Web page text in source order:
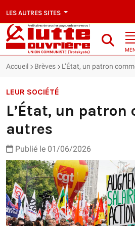
LES AUTRES SITES
Accueil Brèves L’État, un patron
LEUR SOCIÉTÉ
L’État, un patron
autres
Publié le 01/06/2026